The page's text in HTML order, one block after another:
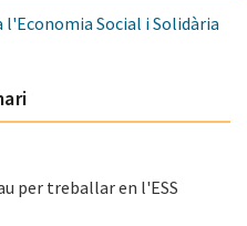
l'Economia Social i Solidària
per treballar en l'ESS